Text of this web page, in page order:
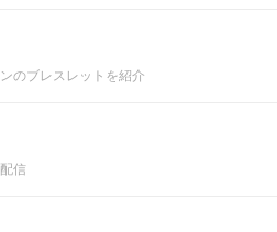
のブレスレットを紹介
信